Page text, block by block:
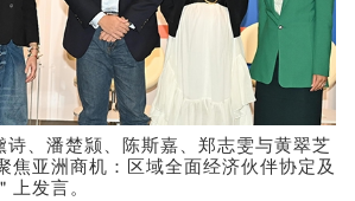
诗、潘楚颕、陈斯嘉、郑志雯与黄翠芝
焦亚洲商机：区域全面经济伙伴协定及
上发言。